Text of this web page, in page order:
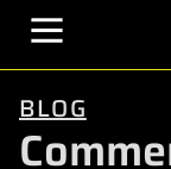
BLOG